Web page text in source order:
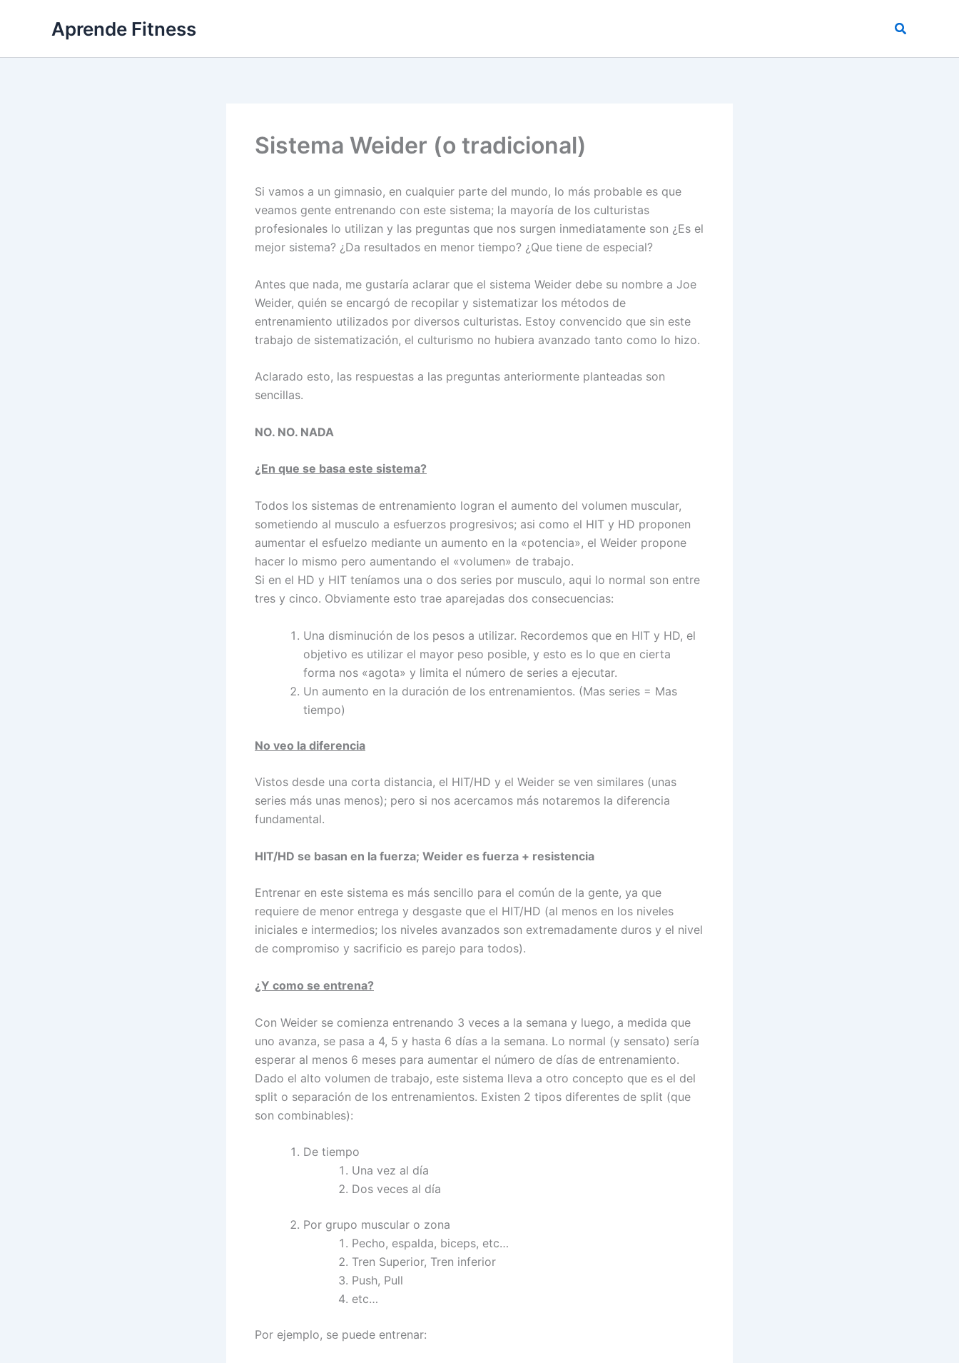
Aprende Fitness Buscar
Sistema Weider (o tradicional)
Si vamos a un gimnasio, en cualquier parte del mundo, lo más probable es que
veamos gente entrenando con este sistema; la mayoría de los culturistas
profesionales lo utilizan y las preguntas que nos surgen inmediatamente son ¿Es el
mejor sistema? ¿Da resultados en menor tiempo? ¿Que tiene de especial?
Antes que nada, me gustaría aclarar que el sistema Weider debe su nombre a Joe
Weider, quién se encargó de recopilar y sistematizar los métodos de
entrenamiento utilizados por diversos culturistas. Estoy convencido que sin este
trabajo de sistematización, el culturismo no hubiera avanzado tanto como lo hizo.
Aclarado esto, las respuestas a las preguntas anteriormente planteadas son
sencillas.
NO. NO. NADA
¿En que se basa este sistema?
Todos los sistemas de entrenamiento logran el aumento del volumen muscular,
sometiendo al musculo a esfuerzos progresivos; asi como el HIT y HD proponen
aumentar el esfuelzo mediante un aumento en la «potencia», el Weider propone
hacer lo mismo pero aumentando el «volumen» de trabajo.
Si en el HD y HIT teníamos una o dos series por musculo, aqui lo normal son entre
tres y cinco. Obviamente esto trae aparejadas dos consecuencias:
Una disminución de los pesos a utilizar. Recordemos que en HIT y HD, el
objetivo es utilizar el mayor peso posible, y esto es lo que en cierta
forma nos «agota» y limita el número de series a ejecutar.
Un aumento en la duración de los entrenamientos. (Mas series = Mas
tiempo)
No veo la diferencia
Vistos desde una corta distancia, el HIT/HD y el Weider se ven similares (unas
series más unas menos); pero si nos acercamos más notaremos la diferencia
fundamental.
HIT/HD se basan en la fuerza; Weider es fuerza + resistencia
Entrenar en este sistema es más sencillo para el común de la gente, ya que
requiere de menor entrega y desgaste que el HIT/HD (al menos en los niveles
iniciales e intermedios; los niveles avanzados son extremadamente duros y el nivel
de compromiso y sacrificio es parejo para todos).
¿Y como se entrena?
Con Weider se comienza entrenando 3 veces a la semana y luego, a medida que
uno avanza, se pasa a 4, 5 y hasta 6 días a la semana. Lo normal (y sensato) sería
esperar al menos 6 meses para aumentar el número de días de entrenamiento.
Dado el alto volumen de trabajo, este sistema lleva a otro concepto que es el del
split o separación de los entrenamientos. Existen 2 tipos diferentes de split (que
son combinables):
De tiempo
Una vez al día
Dos veces al día
Por grupo muscular o zona
Pecho, espalda, biceps, etc…
Tren Superior, Tren inferior
Push, Pull
etc…
Por ejemplo, se puede entrenar: